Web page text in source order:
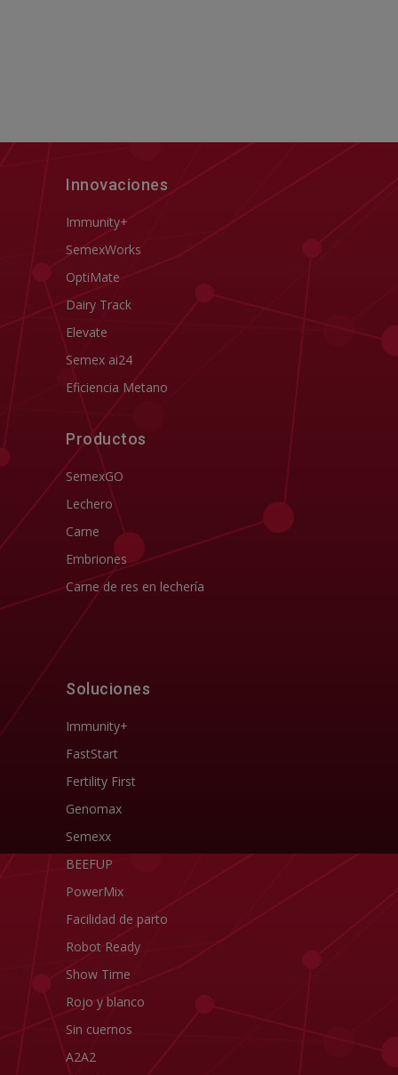
Innovaciones
Immunity+
SemexWorks
OptiMate
Dairy Track
Elevate
Semex ai24
Eficiencia Metano
Productos
SemexGO
Lechero
Carne
Embriones
Carne de res en lechería
Soluciones
Immunity+
FastStart
Fertility First
Genomax
Semexx
BEEFUP
PowerMix
Facilidad de parto
Robot Ready
Show Time
Rojo y blanco
Sin cuernos
A2A2